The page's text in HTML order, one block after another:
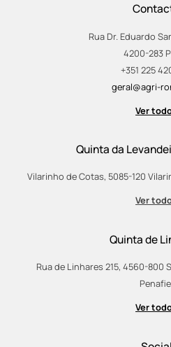
Rua Dr. Eduardo
4200-283
+351 225
geral@agri-
Ver
Quinta da
Vilarinho de Cotas, 5085-120
Ver
Quinta de
Rua de Linhares 215, 4560-800
Ver